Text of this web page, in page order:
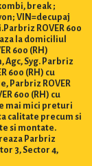
break ;
VIN=decupaj
ROVER 600
la domiciliul
600 (RH)
Syg. Parbriz
600 (RH) cu
Parbriz ROVER
600 (RH) cu
mai mici preturi
calitate precum si
si montate.
Parbriz
3, Sector 4,